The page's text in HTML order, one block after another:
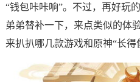
“钱包咔咔响”。不过，再好玩
弟弟替补一下，来点类似的体
来扒扒哪几款游戏和原神“长得